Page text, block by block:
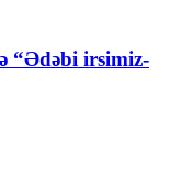
“Ədəbi irsimiz-